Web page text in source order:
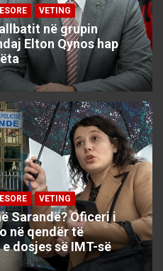
VETING
në grupin
Elton Qynos hap
VETING
Sarandë? Oficeri i
në qendër të
dosjes së IMT-së